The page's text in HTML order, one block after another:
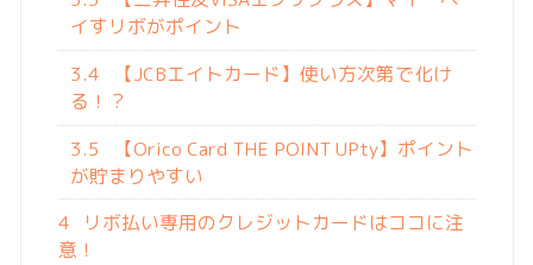
イすリボがポイント
3.4
【JCBエイトカード】使い方次第で化け
る！？
3.5
【Orico Card THE POINT UPty】ポイント
が貯まりやすい
4
リボ払い専用のクレジットカードはココに注
意！